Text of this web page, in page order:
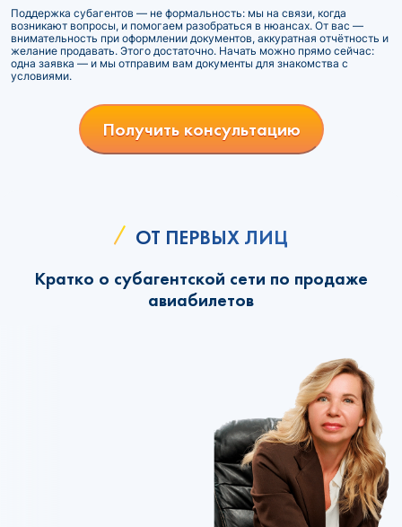
Поддержка субагентов — не формальность: мы на связи, когда
возникают вопросы, и помогаем разобраться в нюансах. От вас —
внимательность при оформлении документов, аккуратная отчётность и
желание продавать. Этого достаточно. Начать можно прямо сейчас:
одна заявка — и мы отправим вам документы для знакомства с
условиями.
Получить консультацию
ОТ ПЕРВЫХ ЛИЦ
Кратко о субагентской сети по продаже
авиабилетов